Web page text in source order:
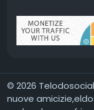
© 2026
nuove